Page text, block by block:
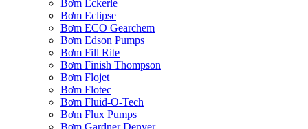
Bơm Eckerle
Bơm Eclipse
Bơm ECO Gearchem
Bơm Edson Pumps
Bơm Fill Rite
Bơm Finish Thompson
Bơm Flojet
Bơm Flotec
Bơm Fluid-O-Tech
Bơm Flux Pumps
Bơm Gardner Denver